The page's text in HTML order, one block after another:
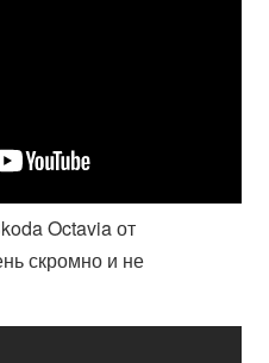
Octavia от
скромно и не